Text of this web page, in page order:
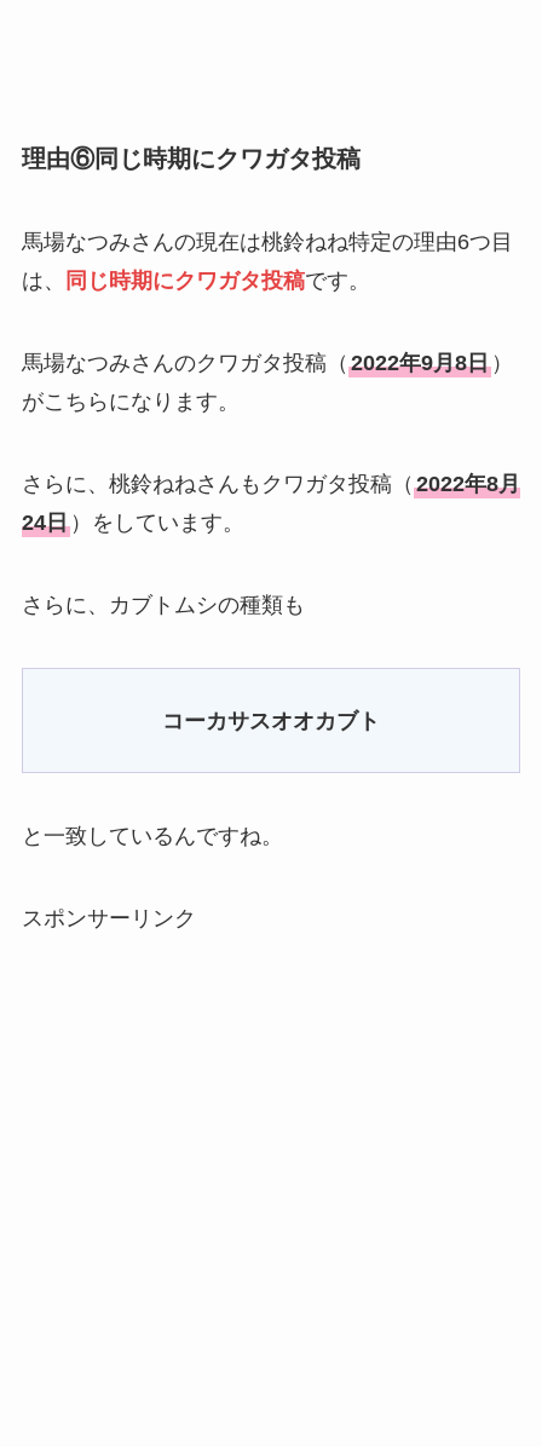
理由⑥同じ時期にクワガタ投稿
馬場なつみさんの現在は桃鈴ねね特定の理由6つ目
は、
同じ時期にクワガタ投稿です。
馬場なつみさんのクワガタ投稿（ 2022年9月8日）
がこちらになります。
さらに、桃鈴ねねさんもクワガタ投稿（ 2022年8月
24日）をしています。
さらに、カブトムシの種類も
コーカサスオオカブト
と一致しているんですね。
スポンサーリンク